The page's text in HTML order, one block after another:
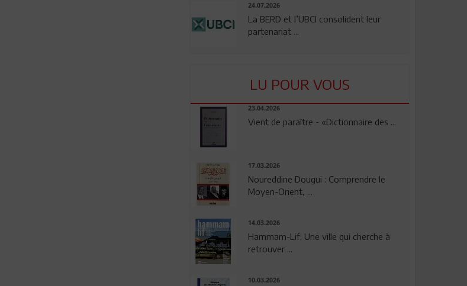
24.07.2026
La BERD et l’UBCI consolident leur
partenariat ...
LU POUR VOUS
23.04.2026
Vient de paraître - «Dictionnaire des ...
17.03.2026
Noureddine Dougui : Comprendre le
Moyen-Orient, ...
14.03.2026
Hammam-Lif: Une ville qui cherche à
retrouver ...
10.03.2026